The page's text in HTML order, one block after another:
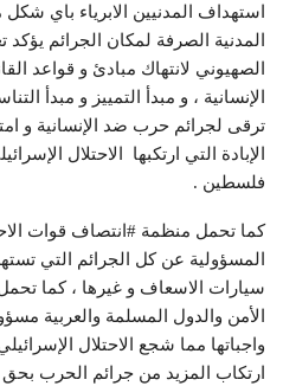
استهداف المدنيين الابرياء باي
المدنية الصرفة لمكان الجرائم
الصهيوني لانتهاك مبادئ و قواعد
الإنسانية ، و مبدأ التمييز و مبدأ
ترقى لجرائم حرب ضد الإنسانية و
الإبادة التي ارتكبها الاحتلال
فلسطين .
كما تحمل منظمة #انتصاف قوات
المسؤولية عن كل الجرائم التي
سيارات الاسعاف و غيرها ، كما
الأمن والدول المسلمة والعربية
واجباتها مما شجع الاحتلال
ارتكاب المزيد من جرائم الحرب